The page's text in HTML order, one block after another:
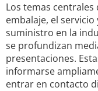
Los temas
embalaje, el
suministro en la
se profundizan
presentaciones.
informarse
entrar en contacto